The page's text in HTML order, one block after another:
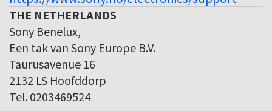
THE NETHERLANDS
Sony Benelux,
Een tak van Sony Europe B.V.
Taurusavenue 16
2132 LS Hoofddorp
Tel. 0203469524